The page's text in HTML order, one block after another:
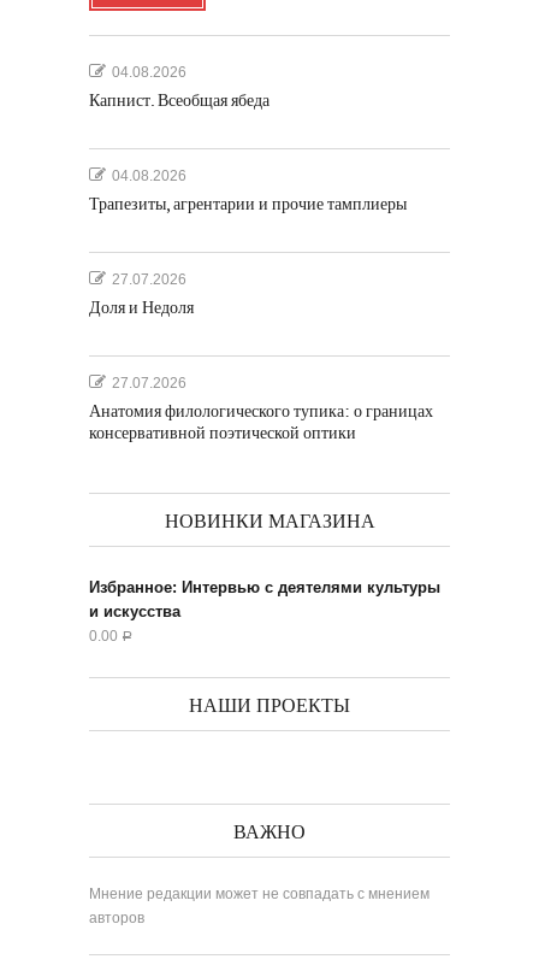
04.08.2026
Капнист. Всеобщая ябеда
04.08.2026
Трапезиты, агрентарии и прочие тамплиеры
27.07.2026
Доля и Недоля
27.07.2026
Анатомия филологического тупика: о границах
консервативной поэтической оптики
НОВИНКИ МАГАЗИНА
Избранное: Интервью с деятелями культуры
и искусства
0.00 Р
НАШИ ПРОЕКТЫ
ВАЖНО
Мнение редакции может не совпадать с мнением
авторов